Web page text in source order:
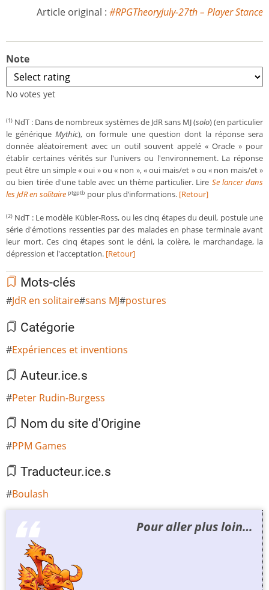
Article original : #RPGTheoryJuly-27th – Player Stance
Note
No votes yet
(1) NdT : Dans de nombreux systèmes de JdR sans MJ (solo) (en particulier
le génériqueMythic), on formule une question dont la réponse sera
donnée aléatoirement avec un outil souvent appelé « Oracle » pour
établir certaines vérités sur l'univers ou l'environnement. La réponse
peut être un simple « oui » ou « non », « oui mais/et » ou « non mais/et »
ou bien tirée d'une table avec un thème particulier. Lire Se lancer dans
les JdR en solitaire ptgptb pour plus d’informations. [Retour]
(2) NdT : Le modèle Kübler-Ross, ou les cinq étapes du deuil, postule une
série d'émotions ressenties par des malades en phase terminale avant
leur mort. Ces cinq étapes sont le déni, la colère, le marchandage, la
dépression et l'acceptation. [Retour]
Mots-clés
JdR en solitaire sans MJ postures
Catégorie
Expériences et inventions
Auteur.ice.s
Peter Rudin-Burgess
Nom du site d'Origine
PPM Games
Traducteur.ice.s
Boulash
Pour aller plus loin…